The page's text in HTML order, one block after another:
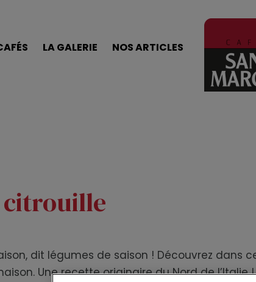
LA GALERIE NOS ARTICLES
citrouille
dit légumes de saison ! Découvrez
Une recette originaire du Nord de l’Italie !